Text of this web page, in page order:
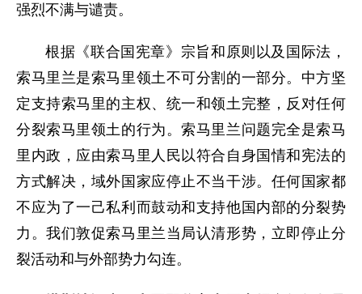
强烈不满与谴责。
根据《联合国宪章》宗旨和原则以及国际法，
索马里兰是索马里领土不可分割的一部分。中方坚
定支持索马里的主权、统一和领土完整，反对任何
分裂索马里领土的行为。索马里兰问题完全是索马
里内政，应由索马里人民以符合自身国情和宪法的
方式解决，域外国家应停止不当干涉。任何国家都
不应为了一己私利而鼓动和支持他国内部的分裂势
力。我们敦促索马里兰当局认清形势，立即停止分
裂活动和与外部势力勾连。